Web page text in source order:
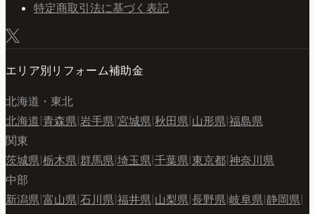
特定商取引法に基づく表記
エリア別リフォーム補助金
北海道・東北
北海道 青森県 岩手県 宮城県 秋田県 山形県 福島県
関東
茨城県 栃木県 群馬県 埼玉県 千葉県 東京都 神奈川県
中部
新潟県 富山県 石川県 福井県 山梨県 長野県 岐阜県 静岡県